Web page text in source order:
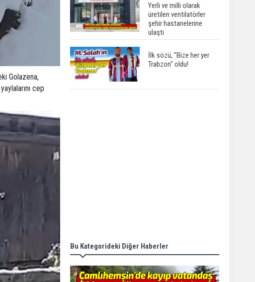
Golazena,
cep
Yerli ve milli olarak
üretilen ventilatörler
şehir hastanelerine
ulaştı
İlk sözü, "Bize her yer
Trabzon" oldu!
Bu Kategorideki Diğer Haberler